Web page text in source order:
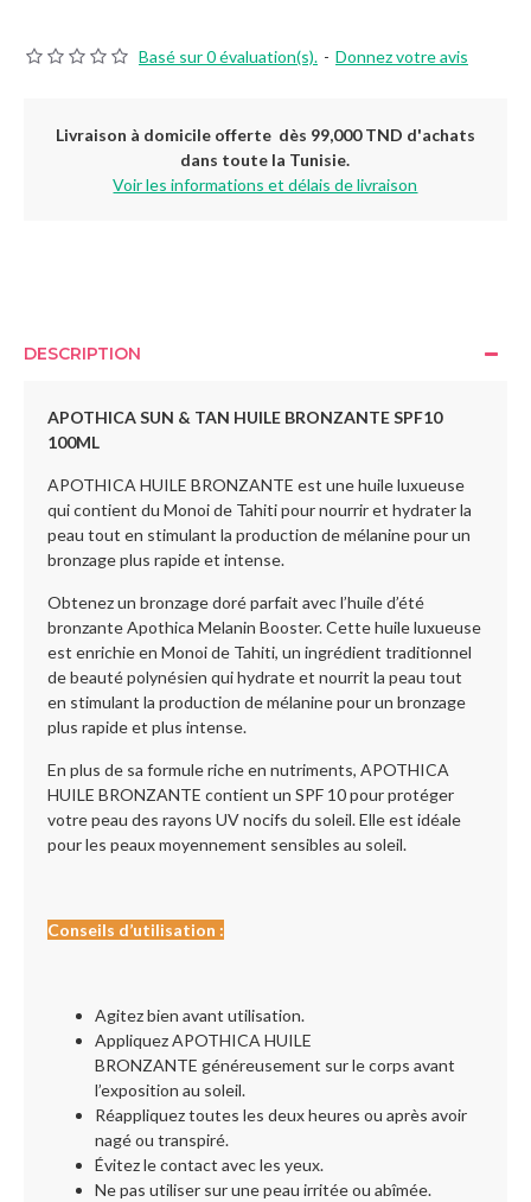
Basé sur 0 évaluation(s). - Donnez votre avis
Livraison à domicile offerte dès 99,000 TND d'achats
dans toute la Tunisie.
Voir les informations et délais de livraison
DESCRIPTION
APOTHICA SUN & TAN HUILE BRONZANTE SPF10
100ML
APOTHICA HUILE BRONZANTE est une huile luxueuse
qui contient du Monoi de Tahiti pour nourrir et hydrater la
peau tout en stimulant la production de mélanine pour un
bronzage plus rapide et intense.
Obtenez un bronzage doré parfait avec l’huile d’été
bronzante Apothica Melanin Booster. Cette huile luxueuse
est enrichie en Monoi de Tahiti, un ingrédient traditionnel
de beauté polynésien qui hydrate et nourrit la peau tout
en stimulant la production de mélanine pour un bronzage
plus rapide et plus intense.
En plus de sa formule riche en nutriments, APOTHICA
HUILE BRONZANTE contient un SPF 10 pour protéger
votre peau des rayons UV nocifs du soleil. Elle est idéale
pour les peaux moyennement sensibles au soleil.
Conseils d’utilisation :
Agitez bien avant utilisation.
Appliquez APOTHICA HUILE
BRONZANTE généreusement sur le corps avant
l’exposition au soleil.
Réappliquez toutes les deux heures ou après avoir
nagé ou transpiré.
Évitez le contact avec les yeux.
Ne pas utiliser sur une peau irritée ou abîmée.